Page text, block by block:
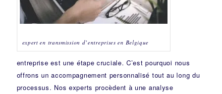
expert en transmission d’entreprises en Belgique
entreprise est une étape cruciale. C’est pourquoi nous
offrons un accompagnement personnalisé tout au long du
processus. Nos experts procèdent à une analyse